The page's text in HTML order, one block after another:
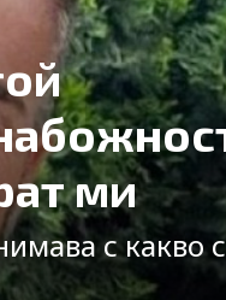
ми
с какво